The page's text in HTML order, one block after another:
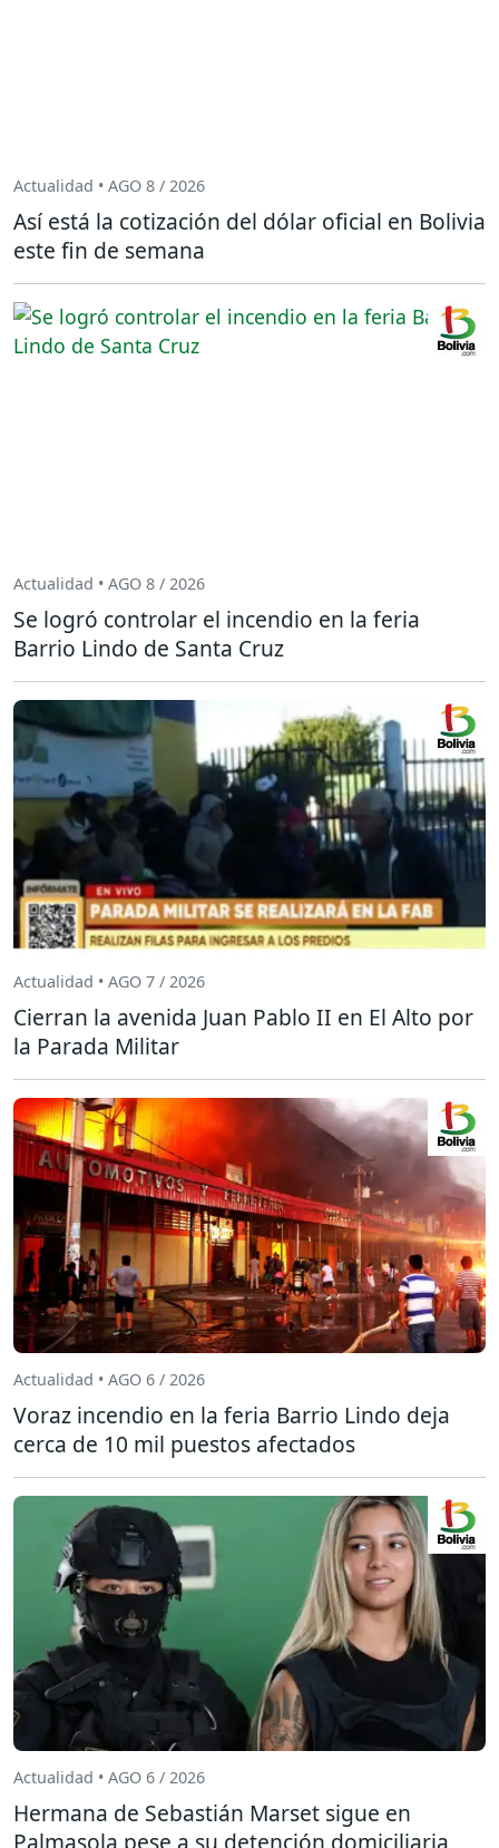
Actualidad • AGO 8 / 2026
Así está la cotización del dólar oficial en Bolivia
este fin de semana
Actualidad • AGO 8 / 2026
Se logró controlar el incendio en la feria
Barrio Lindo de Santa Cruz
Actualidad • AGO 7 / 2026
Cierran la avenida Juan Pablo II en El Alto por
la Parada Militar
Actualidad • AGO 6 / 2026
Voraz incendio en la feria Barrio Lindo deja
cerca de 10 mil puestos afectados
Actualidad • AGO 6 / 2026
Hermana de Sebastián Marset sigue en
Palmasola pese a su detención domiciliaria